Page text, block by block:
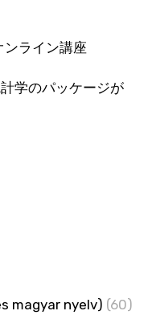
ライン講座
学のパッケージが
magyar nyelv) (60)